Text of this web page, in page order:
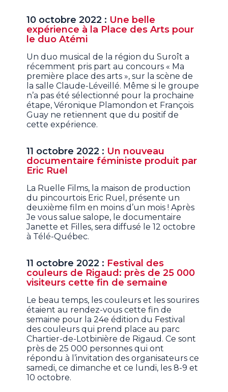
10 octobre 2022 : Une belle
expérience à la Place des Arts pour
le duo Atémi
Un duo musical de la région du Suroît a
récemment pris part au concours « Ma
première place des arts », sur la scène de
la salle Claude-Léveillé. Même si le groupe
n’a pas été sélectionné pour la prochaine
étape, Véronique Plamondon et François
Guay ne retiennent que du positif de
cette expérience.
11 octobre 2022 : Un nouveau
documentaire féministe produit par
Eric Ruel
La Ruelle Films, la maison de production
du pincourtois Eric Ruel, présente un
deuxième film en moins d’un mois ! Après
Je vous salue salope, le documentaire
Janette et Filles, sera diffusé le 12 octobre
à Télé-Québec.
11 octobre 2022 : Festival des
couleurs de Rigaud: près de 25 000
visiteurs cette fin de semaine
Le beau temps, les couleurs et les sourires
étaient au rendez-vous cette fin de
semaine pour la 24e édition du Festival
des couleurs qui prend place au parc
Chartier-de-Lotbinière de Rigaud. Ce sont
près de 25 000 personnes qui ont
répondu à l’invitation des organisateurs ce
samedi, ce dimanche et ce lundi, les 8-9 et
10 octobre.